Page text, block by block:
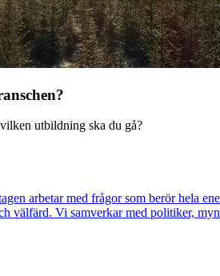
utbildning ska du gå?
arbetar med frågor som berör hela
välfärd. Vi samverkar med politiker,